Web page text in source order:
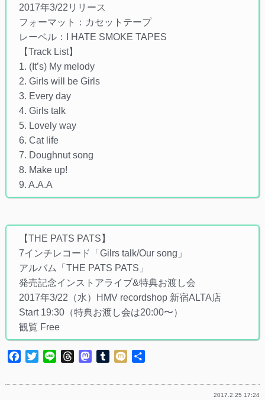
2017年3/22リリース
フォーマット：カセットテープ
レーベル：I HATE SMOKE TAPES
【Track List】
1. (It’s) My melody
2. Girls will be Girls
3. Every day
4. Girls talk
5. Lovely way
6. Cat life
7. Doughnut song
8. Make up!
9. A.A.A
【THE PATS PATS】
7インチレコード「Gilrs talk/Our song」
アルバム「THE PATS PATS」
発売記念インストアライブ&特典お渡し会
2017年3/22（水）HMV recordshop 新宿ALTA店
Start 19:30（特典お渡し会は20:00〜）
観覧 Free
Facebook
TwitterLine ThreadsMastodon
Tumblr
Mixi
2017.2.25 17:24